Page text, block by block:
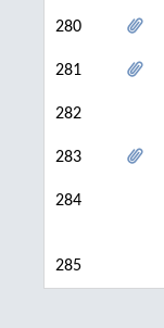
280
281
282
283
284
285